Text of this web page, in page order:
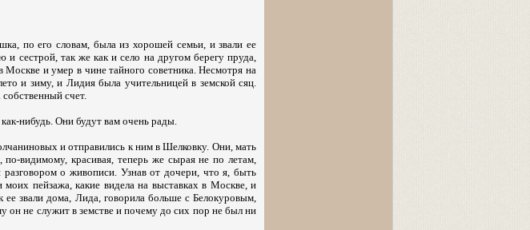
по его словам, была из хорошей семьи, и звали ее
сестрой, так же как и село на другом берегу пруда,
Москве и умер в чине тайного советника. Несмотря на
и зиму, и Лидия была учительницей в земской сяц.
счет.
нибудь. Они будут вам очень рады.
и отправились к ним в Шелковку. Они, мать
видимому, красивая, теперь же сырая не по летам,
разговором о живописи. Узнав от дочери, что я, быть
пейзажа, какие видела на выставках в Москве, и
звали дома, Лида, говорила больше с Белокуровым,
он не служит в земстве и почему до сих пор не был ни